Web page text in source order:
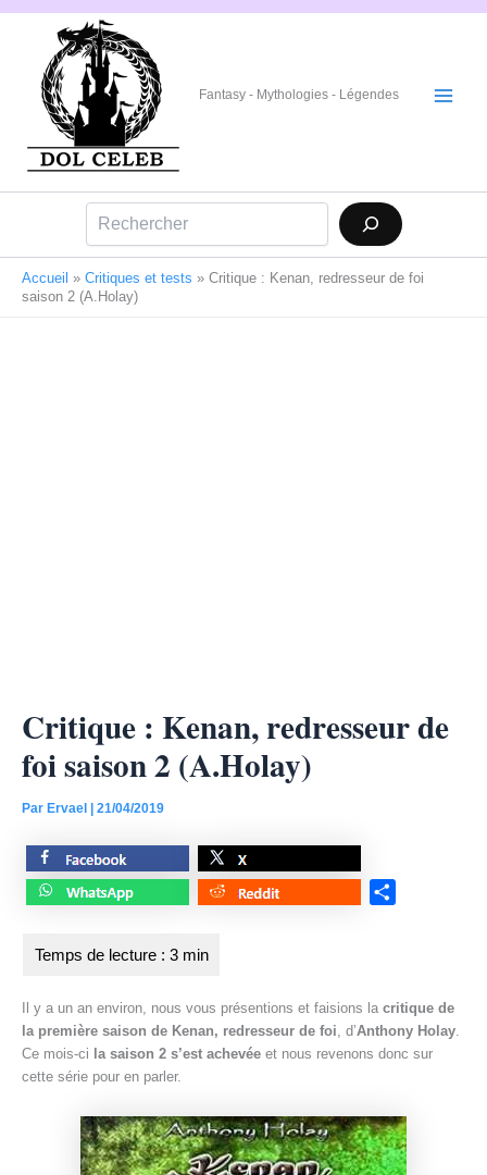
Aller
Fantasy - Mythologies - Légendes
Accueil » Critiques et tests » Critique : Kenan, redresseur de foi
saison 2 (A.Holay)
Critique : Kenan, redresseur de
foi saison 2 (A.Holay)
Par Ervael | 21/04/2019
Il y a un an environ, nous vous présentions et faisions la critique de
la première saison de Kenan, redresseur de foi, d’Anthony Holay.
Ce mois-ci la saison 2 s’est achevée et nous revenons donc sur
cette série pour en parler.